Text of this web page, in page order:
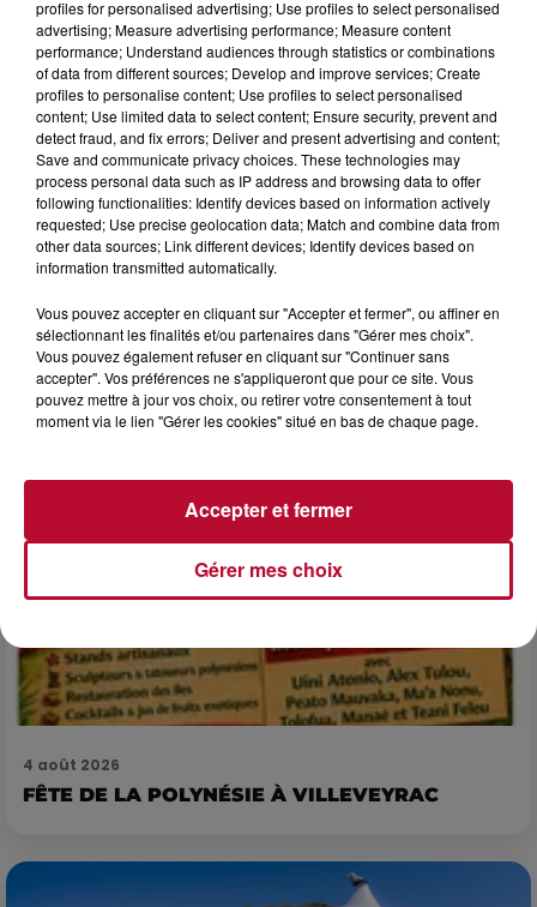
6 août 2026
NÎMES : « LE RÊVE DU GLADIATEUR » INVESTIT
Après un franc succès l'été dernier, le spectacle « Le Rêve
du gladiateur » revient illuminer l'amphithéâtre romain les 6,
7 et 8 août. Une fresque nocturne...
4 août 2026
FÊTE DE LA POLYNÉSIE À VILLEVEYRAC
profiles for personalised advertising; Use profiles to select personalised
advertising; Measure advertising performance; Measure content
performance; Understand audiences through statistics or combinations
of data from different sources; Develop and improve services; Create
profiles to personalise content; Use profiles to select personalised
content; Use limited data to select content; Ensure security, prevent and
detect fraud, and fix errors; Deliver and present advertising and content;
Save and communicate privacy choices. These technologies may
process personal data such as IP address and browsing data to offer
following functionalities: Identify devices based on information actively
requested; Use precise geolocation data; Match and combine data from
other data sources; Link different devices; Identify devices based on
information transmitted automatically.
Vous pouvez accepter en cliquant sur "Accepter et fermer", ou affiner en
sélectionnant les finalités et/ou partenaires dans "Gérer mes choix".
Vous pouvez également refuser en cliquant sur "Continuer sans
accepter". Vos préférences ne s'appliqueront que pour ce site. Vous
pouvez mettre à jour vos choix, ou retirer votre consentement à tout
moment via le lien "Gérer les cookies" situé en bas de chaque page.
Gérer mes choix
Accepter et fermer